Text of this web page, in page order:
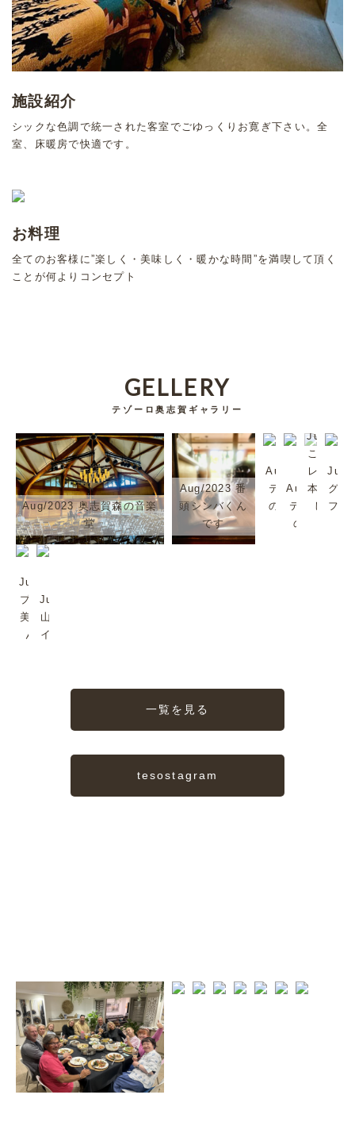
施設紹介
シックな色調で統一された客室でごゆっくりお寛ぎ下さい。全
室、床暖房で快適です。
お料理
全てのお客様に”楽しく・美味しく・暖かな時間”を満喫して頂く
ことが何よりコンセプト
GELLERY
テゾーロ奥志賀ギャラリー
Aug/2023 奥志賀森の音楽
堂
Aug/2023 番
頭シンバくん
です
Aug/2023
テゾーロ
のジャズ
2
Aug/2023
テゾーロ
のJazz
Jul/2023
これは超
レア。日
本では珍
しいか
Jul/
グリ
フを
Jul/2023
プラムも
美味しい
んだよ
Jul/2023
山ノ内町
イイね〜
一覧を見る
tesostagram